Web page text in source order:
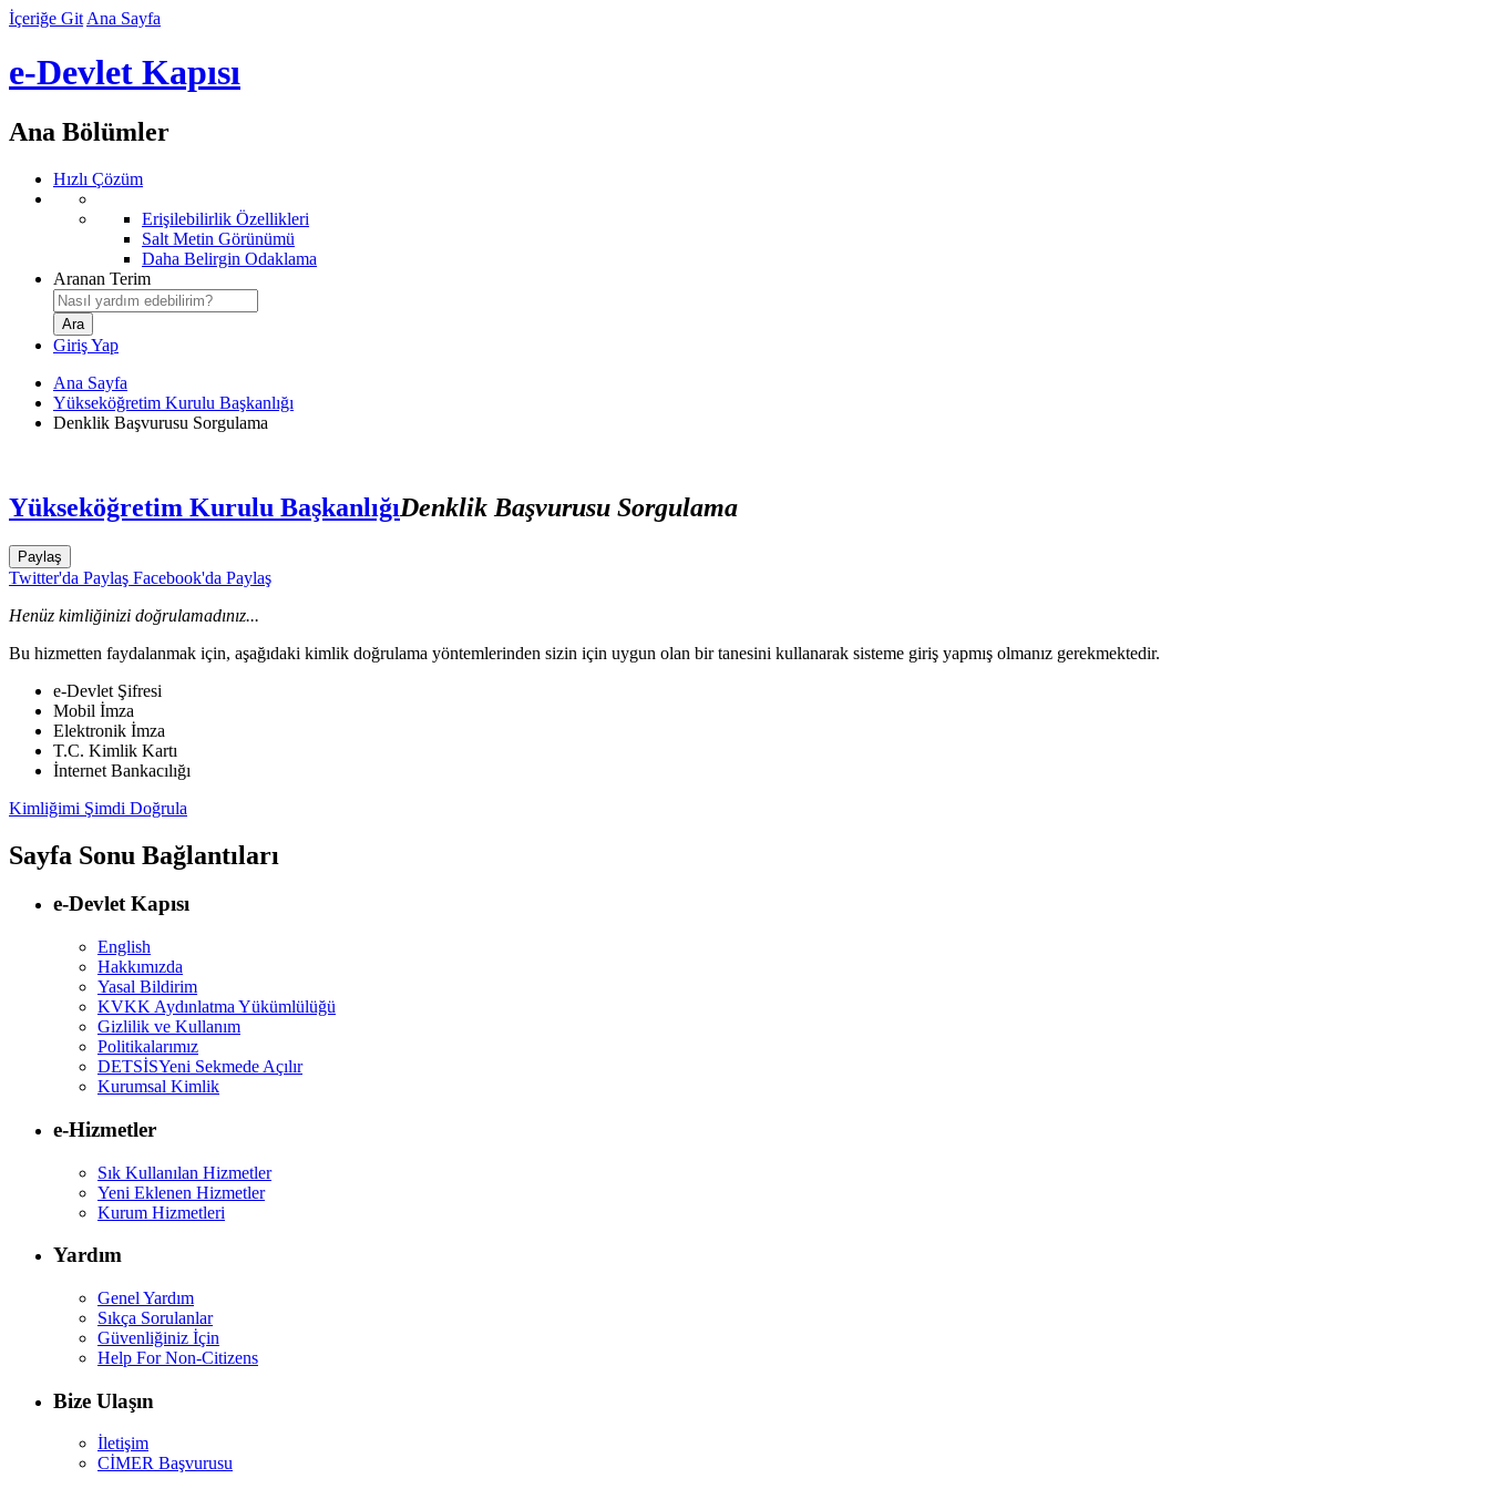
İçeriğe Git Ana Sayfa
e-Devlet Kapısı
Ana Bölümler
Hızlı Çözüm
Erişilebilirlik Özellikleri
Salt Metin Görünümü
Daha Belirgin Odaklama
Aranan Terim
Giriş Yap
Ana Sayfa
Yükseköğretim Kurulu Başkanlığı
Denklik Başvurusu Sorgulama
Yükseköğretim Kurulu BaşkanlığıDenklik Başvurusu Sorgulama
Paylaş
Twitter'da Paylaş Facebook'da Paylaş
Henüz kimliğinizi doğrulamadınız...
Bu hizmetten faydalanmak için, aşağıdaki kimlik doğrulama yöntemlerinden sizin için uygun olan bir tanesini kullanarak sisteme giriş yapmış olmanız gerekmektedir.
e-Devlet Şifresi
Mobil İmza
Elektronik İmza
T.C. Kimlik Kartı
İnternet Bankacılığı
Kimliğimi Şimdi Doğrula
Sayfa Sonu Bağlantıları
e-Devlet Kapısı
English
Hakkımızda
Yasal Bildirim
KVKK Aydınlatma Yükümlülüğü
Gizlilik ve Kullanım
Politikalarımız
DETSİSYeni Sekmede Açılır
Kurumsal Kimlik
e-Hizmetler
Sık Kullanılan Hizmetler
Yeni Eklenen Hizmetler
Kurum Hizmetleri
Yardım
Genel Yardım
Sıkça Sorulanlar
Güvenliğiniz İçin
Help For Non-Citizens
Bize Ulaşın
İletişim
CİMER Başvurusu